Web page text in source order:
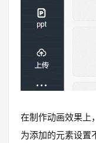
在制作动画效果上
为添加的元素设置